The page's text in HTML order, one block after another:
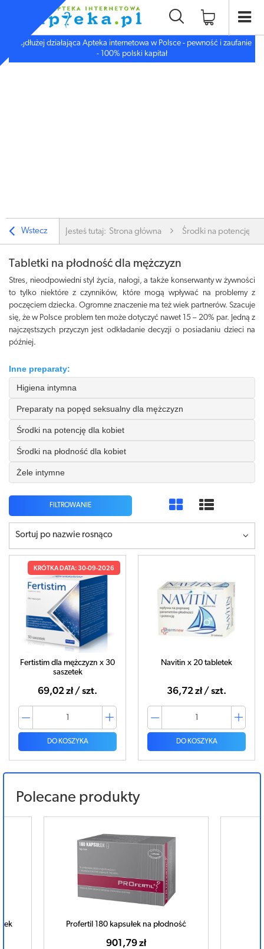
Najdłużej działająca Apteka internetowa w Polsce - pewność i zaufanie
- 100% polski kapitał
Wstecz Jesteś tutaj: Strona główna Środki na potencję i
Tabletki na płodność dla mężczyzn
Stres, nieodpowiedni styl życia, nałogi, a także konserwanty w żywności
to tylko niektóre z czynników, które mogą wpływać na problemy z
poczęciem dziecka. Ogromne znaczenie ma też wiek partnerów. Szacuje
się, że w Polsce problem ten może dotyczyć nawet 15 – 20% par. Jedną z
najczęstszych przyczyn jest odkładanie decyzji o posiadaniu dzieci na
później.
Inne preparaty:
Higiena intymna
Preparaty na popęd seksualny dla mężczyzn
Środki na potencję dla kobiet
Środki na płodność dla kobiet
Żele intymne
FILTROWANIE
Sortuj po nazwie rosnąco
KRÓTKA DATA: 30-09-2026
Fertistim dla mężczyzn x 30
saszetek
69,02 zł / szt.
DO KOSZYKA
Navitin x 20 tabletek
36,72 zł / szt.
DO KOSZYKA
Polecane produkty
Profertil 180 kapsułek na płodność
901,79 zł